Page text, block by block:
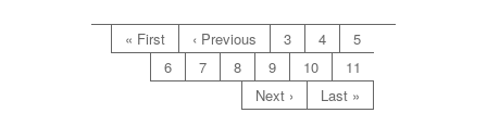
« First ‹ Previous 3 4
5
6
7 8 9 10
11
Next ›
Last »